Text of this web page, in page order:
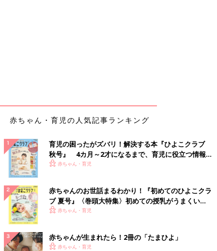
赤ちゃん・育児の人気記事ランキング
育児の困ったがズバリ！解決する本『ひよこクラブ
秋号』 4カ月～2才になるまで、育児に役立つ情報が
いっぱい！
赤ちゃん・育児
赤ちゃんのお世話まるわかり！『初めてのひよこクラ
ブ 夏号』〈巻頭大特集〉初めての授乳がうまくい
く！ おっぱい・ミルクの基本と夏のトラブル 解決テ
赤ちゃん・育児
赤ちゃんが生まれたら！2冊の「たまひよ」
赤ちゃん・育児